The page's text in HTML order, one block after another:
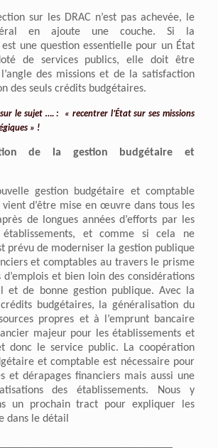
sur les DRAC n’est pas achevée, le
en ajoute une couche. Si la
une question essentielle pour un État
de services publics, elle doit être
des missions et de la satisfaction
des seuls crédits budgétaires.
le sujet …. : « recentrer l’État sur ses missions
» !
de la gestion budgétaire et
gestion budgétaire et comptable
vient d’être mise en œuvre dans tous les
de longues années d’efforts par les
établissements, et comme si cela ne
prévu de moderniser la gestion publique
et comptables au travers le prisme
d’emplois et bien loin des considérations
et de bonne gestion publique. Avec la
budgétaires, la généralisation du
propres et à l’emprunt bancaire
majeur pour les établissements et
donc le service public. La coopération
et comptable est nécessaire pour
et dérapages financiers mais aussi une
des établissements. Nous y
un prochain tract pour expliquer les
dans le détail